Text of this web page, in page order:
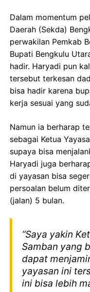
Dalam momentum
Daerah (Sekda)
perwakilan Pemkab
Bupati Bengkulu
hadir. Haryadi pun
tersebut terkesan
bisa hadir karena
kerja sesuai yang
Namun ia berharap
sebagai Ketua
supaya bisa
Haryadi juga
di yayasan bisa
persoalan belum
(jalan) 5 bulan.
“Saya yakin
Samban yang
dapat
yayasan ini
ini bisa lebih